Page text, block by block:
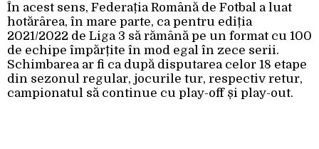
În acest sens, Federația Română de Fotbal a luat
hotărârea, în mare parte, ca pentru ediția
2021/2022 de Liga 3 să rămână pe un format cu 100
de echipe împărțite în mod egal în zece serii.
Schimbarea ar fi ca după disputarea celor 18 etape
din sezonul regular, jocurile tur, respectiv retur,
campionatul să continue cu play-off și play-out.